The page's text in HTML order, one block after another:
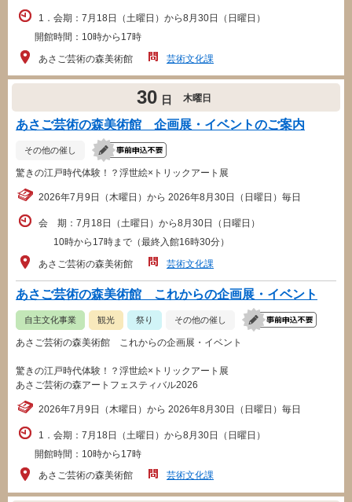
1．会期：7月18日（土曜日）から8月30日（日曜日）
開館時間：10時から17時
あさご芸術の森美術館
芸術文化課
30 日 木曜日
あさご芸術の森美術館 企画展・イベントのご案内
その他の催し
驚きの江戸時代体験！？浮世絵×トリックアート展
2026年7月9日（木曜日）から 2026年8月30日（日曜日）毎日
会 期：7月18日（土曜日）から8月30日（日曜日）
10時から17時まで（最終入館16時30分）
あさご芸術の森美術館
芸術文化課
あさご芸術の森美術館 これからの企画展・イベント
自主文化事業 観光 祭り その他の催し
あさご芸術の森美術館 これからの企画展・イベント
驚きの江戸時代体験！？浮世絵×トリックアート展
あさご芸術の森アートフェスティバル2026
2026年7月9日（木曜日）から 2026年8月30日（日曜日）毎日
1．会期：7月18日（土曜日）から8月30日（日曜日）
開館時間：10時から17時
あさご芸術の森美術館
芸術文化課